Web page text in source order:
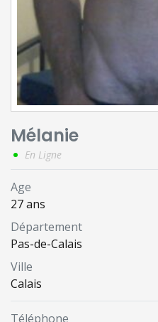
Mélanie
En Ligne
Age
27 ans
Département
Pas-de-Calais
Ville
Calais
Téléphone